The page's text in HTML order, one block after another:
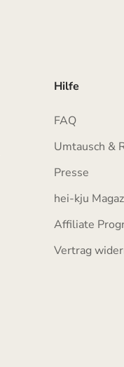
Hilfe
FAQ
Umtausch &
Presse
hei-kju
Affiliate
Vertrag